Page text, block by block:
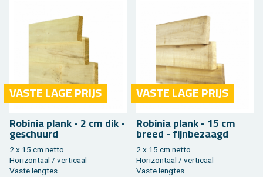
VASTE LAGE PRIJS
Ro­bi­nia plank - 2 cm dik -
ge­schuurd
2 x 15 cm netto
Ho­ri­zon­taal / ver­ti­caal
Vaste leng­tes
VASTE LAGE PRIJS
Ro­bi­nia plank - 15 cm
breed - fijn­be­zaagd
2 x 15 cm netto
Ho­ri­zon­taal / ver­ti­caal
Vaste leng­tes